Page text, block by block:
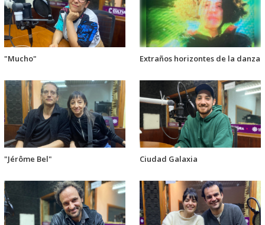
"Mucho" Extraños horizontes de la danza
"Jérôme Bel" Ciudad Galaxia